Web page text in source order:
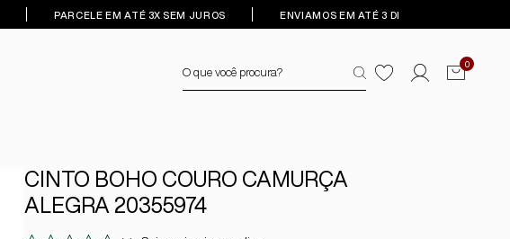
PARCELE EM ATÉ 3X SEM JUROS ENVIAMOS EM ATÉ 3 DIAS ÚTEIS
0
CINTO BOHO COURO CAMURÇA
ALEGRA 20355974